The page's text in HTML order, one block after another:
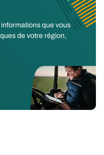
que vous
de votre région,